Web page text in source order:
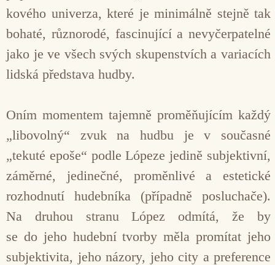
kového univerza, které je minimálně stejně tak
bohaté, různorodé, fascinu­jící a nevyčerpatelné
jako je ve všech svých skupenstvích a variacích
lidská představa hudby.
Oním momentem tajemně proměňu­jícím každý
„libovolný“ zvuk na hudbu je v současné
„tekuté epoše“ podle Lópeze jedině subjektivní,
záměrné, jedinečné, proměnlivé a estetické
rozhodnutí hudebníka (případně po­sluchače).
Na druhou stranu López odmítá, že by
se do jeho hudební tvorby měla promítat jeho
subjektivi­ta, jeho názory, jeho city a preference